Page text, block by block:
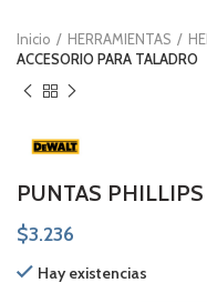
Inicio HERRAMIENTAS
ACCESORIO PARA TALADRO
PUNTAS
$3.236
Hay existencias